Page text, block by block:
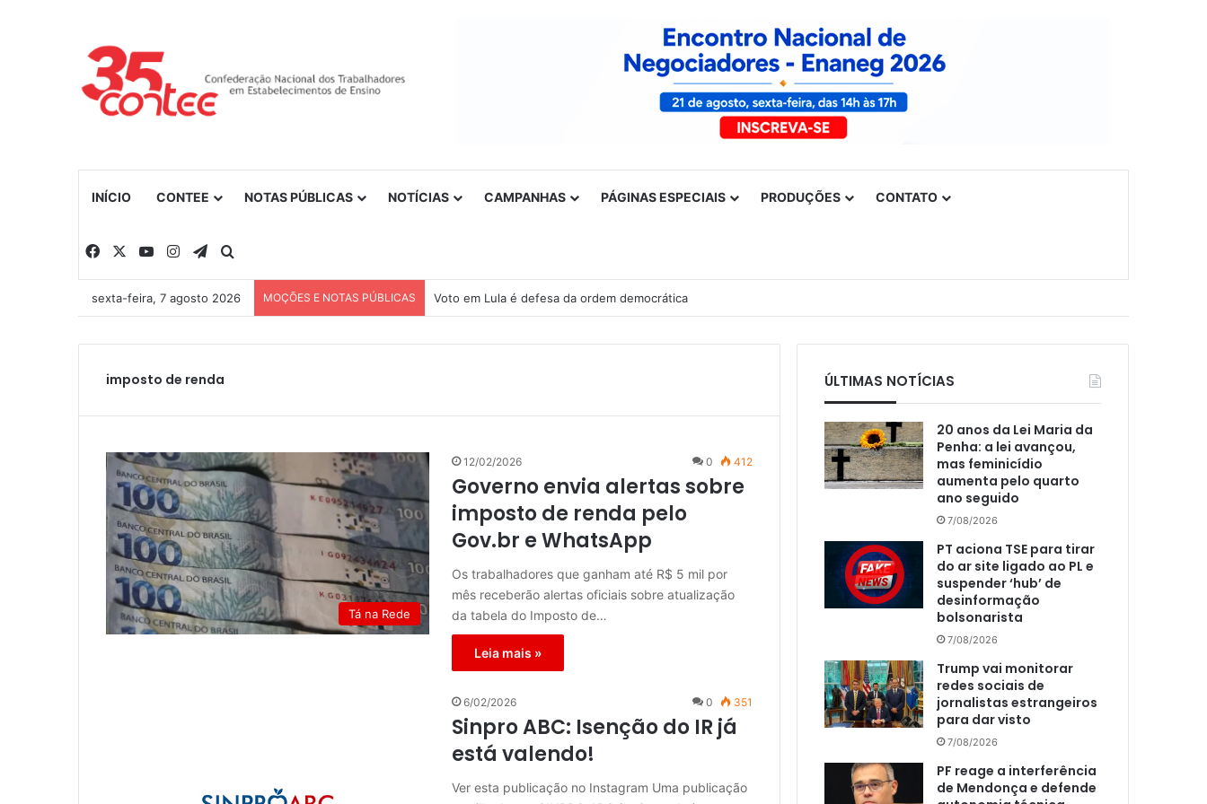
INÍCIO CONTEE NOTAS PÚBLICAS NOTÍCIAS CAMPANHAS PÁGINAS ESPECIAIS PRODUÇÕES CONTATO
Facebook YouTubeInstagramTelegram
sexta-feira, 7 agosto 2026 MOÇÕES E NOTAS PÚBLICAS Voto em Lula é defesa da ordem democrática
imposto de renda
Tá na Rede
12/02/2026 0 412
Governo envia alertas sobre
imposto de renda pelo
Gov.br e WhatsApp
Os trabalhadores que ganham até R$ 5 mil por
mês receberão alertas oficiais sobre atualização
da tabela do Imposto de…
Leia mais »
6/02/2026 0 351
Sinpro ABC: Isenção do IR já
está valendo!
Ver esta publicação no Instagram Uma publicação
ÚLTIMAS NOTÍCIAS
20 anos da Lei Maria da
Penha: a lei avançou,
mas feminicídio
aumenta pelo quarto
ano seguido
7/08/2026
PT aciona TSE para tirar
do ar site ligado ao PL e
suspender ‘hub’ de
desinformação
bolsonarista
7/08/2026
Trump vai monitorar
redes sociais de
jornalistas estrangeiros
para dar visto
7/08/2026
PF reage a interferência
de Mendonça e defende